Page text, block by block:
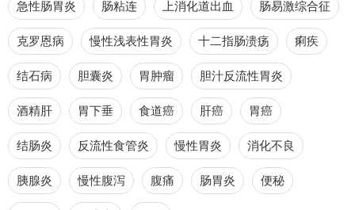
急性肠胃炎 肠粘连 上消化道出血 肠易激综合征
克罗恩病 慢性浅表性胃炎 十二指肠溃疡 痢疾
结石病 胆囊炎 胃肿瘤 胆汁反流性胃炎
酒精肝 胃下垂 食道癌 肝癌 胃癌
结肠炎 反流性食管炎 慢性胃炎 消化不良
胰腺炎 慢性腹泻 腹痛 肠胃炎 便秘